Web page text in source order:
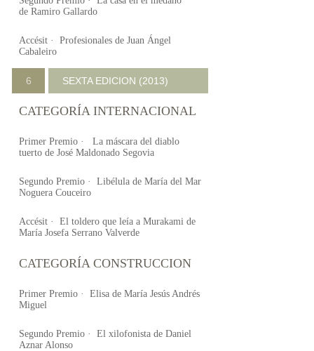
de Ramiro Gallardo
Accésit · Profesionales de Juan Ángel
Cabaleiro
6 SEXTA EDICION (2013)
CATEGORÍA INTERNACIONAL
Primer Premio · La máscara del diablo
tuerto de José Maldonado Segovia
Segundo Premio · Libélula de María del Mar
Noguera Couceiro
Accésit · El toldero que leía a Murakami de
María Josefa Serrano Valverde
CATEGORÍA CONSTRUCCION
Primer Premio · Elisa de María Jesús Andrés
Miguel
Segundo Premio · El xilofonista de Daniel
Aznar Alonso